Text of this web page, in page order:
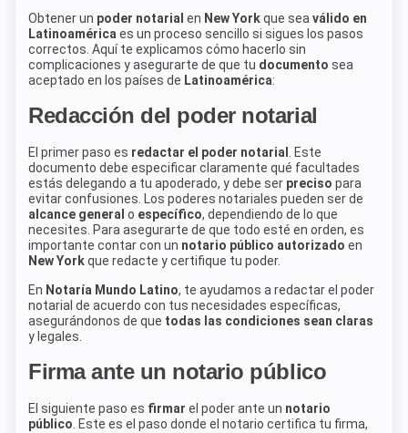
Obtener un poder notarial en New Yorkque sea válido en
Latinoamérica es un proceso sencillo si sigues los pasos
correctos. Aquí te explicamos cómo hacerlo sin
complicaciones y asegurarte de que tu documento sea
aceptado en los países de Latinoamérica:
Redacción del poder notarial
El primer paso es redactar el poder notarial . Este
documento debe especificar claramente qué facultades
estás delegando a tu apoderado, y debe ser preciso para
evitar confusiones. Los poderes notariales pueden ser de
alcance general o específico, dependiendo de lo que
necesites. Para asegurarte de que todo esté en orden, es
importante contar con un notario público autorizado en
New Yorkque redacte y certifique tu poder.
En Notaría Mundo Latino, te ayudamos a redactar el poder
notarial de acuerdo con tus necesidades específicas,
asegurándonos de que todas las condiciones sean claras
y legales.
Firma ante un notario público
El siguiente paso es firmar el poder ante un notario
público . Este es el paso donde el notario certifica tu firma,